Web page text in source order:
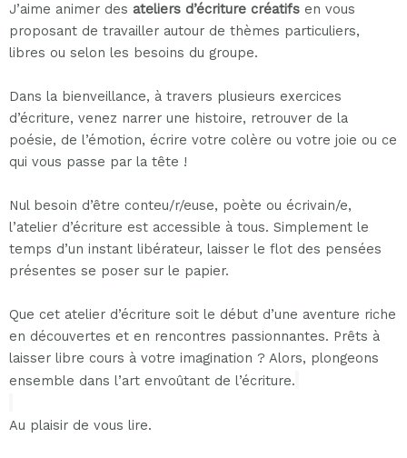
J’aime animer des ateliers d’écriture créatifs en vous
proposant de travailler autour de thèmes particuliers,
libres ou selon les besoins du groupe.
Dans la bienveillance, à travers plusieurs exercices
d’écriture, venez narrer une histoire, retrouver de la
poésie, de l’émotion, écrire votre colère ou votre joie ou ce
qui vous passe par la tête !
Nul besoin d’être conteu/r/euse, poète ou écrivain/e,
l’atelier d’écriture est accessible à tous. Simplement le
temps d’un instant libérateur, laisser le flot des pensées
présentes se poser sur le papier.
Que cet atelier d’écriture soit le début d’une aventure riche
en découvertes et en rencontres passionnantes. Prêts à
laisser libre cours à votre imagination ? Alors, plongeons
ensemble dans l’art envoûtant de l’écriture.
Au plaisir de vous lire.